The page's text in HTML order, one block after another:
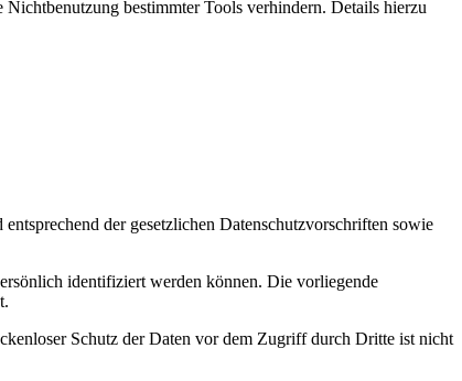
bestimmter Tools verhindern. Details hierzu
der gesetzlichen Datenschutzvorschriften sowie
identifiziert werden können. Die vorliegende
Schutz der Daten vor dem Zugriff durch Dritte ist nicht